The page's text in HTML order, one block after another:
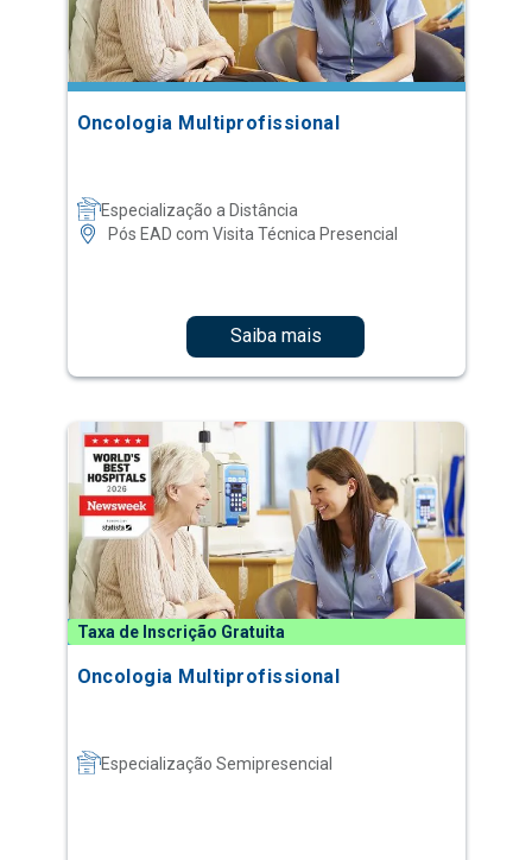
Oncologia Multiprofissional
Especialização a Distância
Pós EAD com Visita Técnica Presencial
Saiba mais
Taxa de Inscrição Gratuita
Oncologia Multiprofissional
Especialização Semipresencial